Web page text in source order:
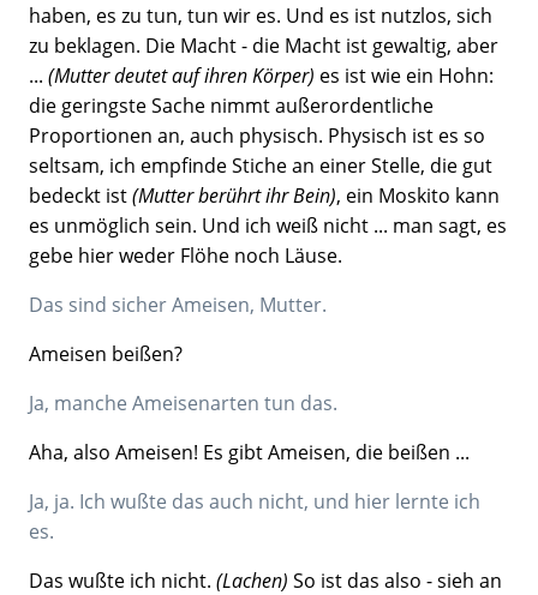
haben, es zu tun, tun wir es. Und es ist nutzlos, sich
zu beklagen. Die Macht - die Macht ist gewaltig, aber
... (Mutter deutet auf ihren Körper) es ist wie ein Hohn:
die geringste Sache nimmt außerordentliche
Proportionen an, auch physisch. Physisch ist es so
seltsam, ich empfinde Stiche an einer Stelle, die gut
bedeckt ist(Mutter berührt ihr Bein), ein Moskito kann
es unmöglich sein. Und ich weiß nicht ... man sagt, es
gebe hier weder Flöhe noch Läuse.
Das sind sicher Ameisen, Mutter.
Ameisen beißen?
Ja, manche Ameisenarten tun das.
Aha, also Ameisen! Es gibt Ameisen, die beißen ...
Ja, ja. Ich wußte das auch nicht, und hier lernte ich
es.
Das wußte ich nicht. (Lachen) So ist das also - sieh an